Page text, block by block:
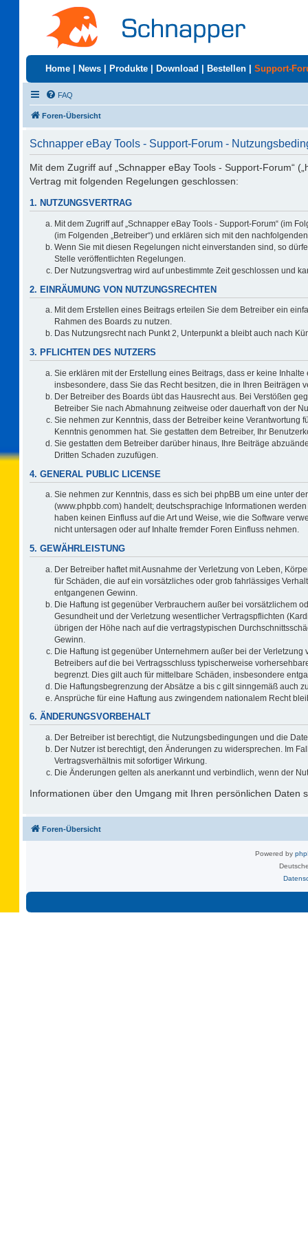
Home News Produkte Download Bestellen Support-
FAQ
Foren-Übersicht
Schnapper eBay Tools - Support-Forum -
Mit dem Zugriff auf „Schnapper eBay Tools - Support-Forum“
Vertrag mit folgenden Regelungen geschlossen:
1. NUTZUNGSVERTRAG
Mit dem Zugriff auf „Schnapper eBay Tools - Support-Forum“ (im
(im Folgenden „Betreiber“) und erklären sich mit den
Wenn Sie mit diesen Regelungen nicht einverstanden sind, so
Stelle veröffentlichten Regelungen.
Der Nutzungsvertrag wird auf unbestimmte Zeit geschlossen und
2. EINRÄUMUNG VON NUTZUNGSRECHTEN
Mit dem Erstellen eines Beitrags erteilen Sie dem Betreiber ein
Rahmen des Boards zu nutzen.
Das Nutzungsrecht nach Punkt 2, Unterpunkt a bleibt auch nach
3. PFLICHTEN DES NUTZERS
Sie erklären mit der Erstellung eines Beitrags, dass er keine
insbesondere, dass Sie das Recht besitzen, die in Ihren Beiträgen
Der Betreiber des Boards übt das Hausrecht aus. Bei Verstößen
Betreiber Sie nach Abmahnung zeitweise oder dauerhaft von der
Sie nehmen zur Kenntnis, dass der Betreiber keine Verantwortung
Kenntnis genommen hat. Sie gestatten dem Betreiber, Ihr
Sie gestatten dem Betreiber darüber hinaus, Ihre Beiträge
Dritten Schaden zuzufügen.
4. GENERAL PUBLIC LICENSE
Sie nehmen zur Kenntnis, dass es sich bei phpBB um eine unter der
(www.phpbb.com) handelt; deutschsprachige Informationen
haben keinen Einfluss auf die Art und Weise, wie die Software
nicht untersagen oder auf Inhalte fremder Foren Einfluss nehmen.
5. GEWÄHRLEISTUNG
Der Betreiber haftet mit Ausnahme der Verletzung von Leben,
für Schäden, die auf ein vorsätzliches oder grob fahrlässiges
entgangenen Gewinn.
Die Haftung ist gegenüber Verbrauchern außer bei vorsätzlichem
Gesundheit und der Verletzung wesentlicher Vertragspflichten
übrigen der Höhe nach auf die vertragstypischen
Gewinn.
Die Haftung ist gegenüber Unternehmern außer bei der
Betreibers auf die bei Vertragsschluss typischerweise
begrenzt. Dies gilt auch für mittelbare Schäden, insbesondere
Die Haftungsbegrenzung der Absätze a bis c gilt sinngemäß auch
Ansprüche für eine Haftung aus zwingendem nationalem Recht
6. ÄNDERUNGSVORBEHALT
Der Betreiber ist berechtigt, die Nutzungsbedingungen und die
Der Nutzer ist berechtigt, den Änderungen zu widersprechen. Im
Vertragsverhältnis mit sofortiger Wirkung.
Die Änderungen gelten als anerkannt und verbindlich, wenn der
Informationen über den Umgang mit Ihren persönlichen Daten
Foren-Übersicht
Powered by